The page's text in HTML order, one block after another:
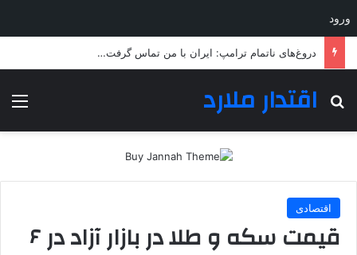
ورود
دروغ‌های ناتمام ترامپ: ایران با من تماس گرفت…
اقتدار ملارد
جستجو برای
اقتصادی
قیمت سکه و طلا در بازار آزاد در ۶